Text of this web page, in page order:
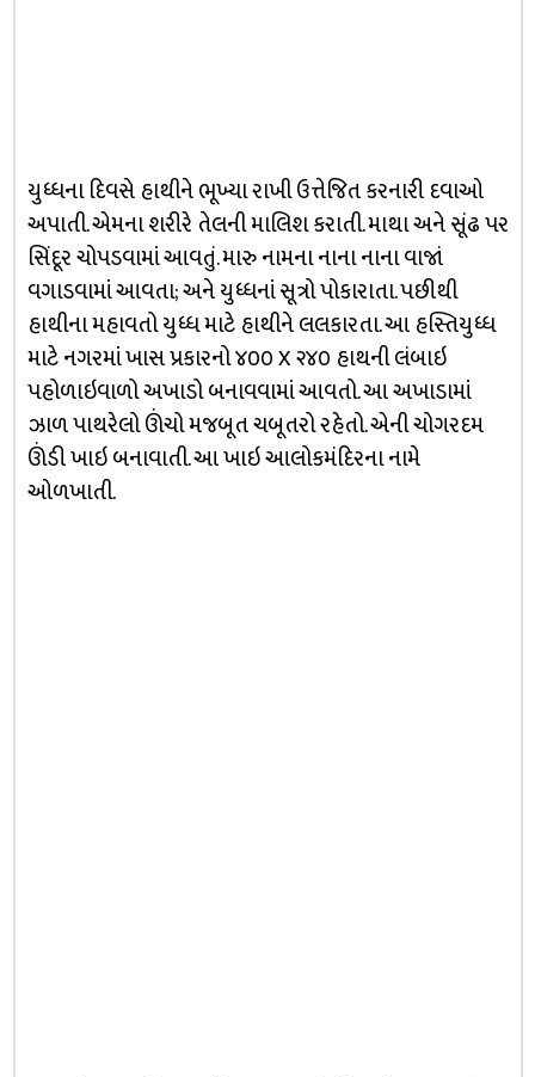
યુધ્ધના દિવસે હાથીને ભૂખ્યા રાખી ઉત્તેજિત કરનારી દવાઓ
અપાતી. એમના શરીરે તેલની માલિશ કરાતી. માથા અને સૂંઢ પર
સિંદૂર ચોપડવામાં આવતું. મારુ નામના નાના નાના વાજાં
વગાડવામાં આવતા; અને યુધ્ધનાં સૂત્રો પોકારાતા. પછીથી
હાથીના મહાવતો યુધ્ધ માટે હાથીને લલકારતા. આ હસ્તિયુધ્ધ
માટે નગરમાં ખાસ પ્રકારનો ૪૦૦ X ૨૪૦ હાથની લંબાઇ
પહોળાઇવાળો અખાડો બનાવવામાં આવતો. આ અખાડામાં
ઝાળ પાથરેલો ઊંચો મજબૂત ચબૂતરો રહેતો. એની ચોગરદમ
ઊંડી ખાઇ બનાવાતી. આ ખાઇ આલોકમંદિરના નામે
ઓળખાતી.